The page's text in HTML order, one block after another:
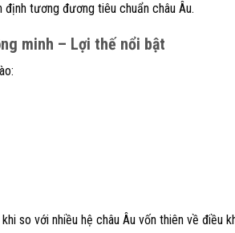
tương đương tiêu chuẩn châu Âu.
minh – Lợi thế nổi bật
so với nhiều hệ châu Âu vốn thiên về điều